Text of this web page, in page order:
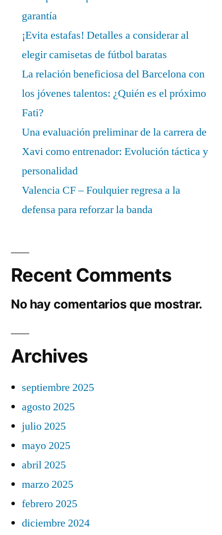
garantía
¡Evita estafas! Detalles a considerar al
elegir camisetas de fútbol baratas
La relación beneficiosa del Barcelona con
los jóvenes talentos: ¿Quién es el próximo
Fati?
Una evaluación preliminar de la carrera de
Xavi como entrenador: Evolución táctica y
personalidad
Valencia CF – Foulquier regresa a la
defensa para reforzar la banda
Recent Comments
No hay comentarios que mostrar.
Archives
septiembre 2025
agosto 2025
julio 2025
mayo 2025
abril 2025
marzo 2025
febrero 2025
diciembre 2024